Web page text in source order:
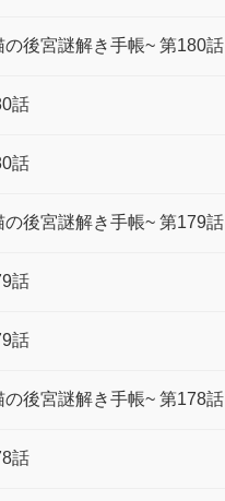
後宮謎解き手帳~ 第180話
話
話
後宮謎解き手帳~ 第179話
話
話
後宮謎解き手帳~ 第178話
話